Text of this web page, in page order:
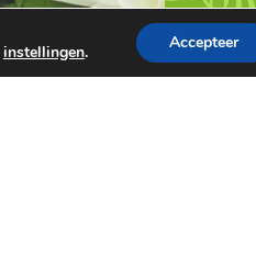
instellingen. Accepteer